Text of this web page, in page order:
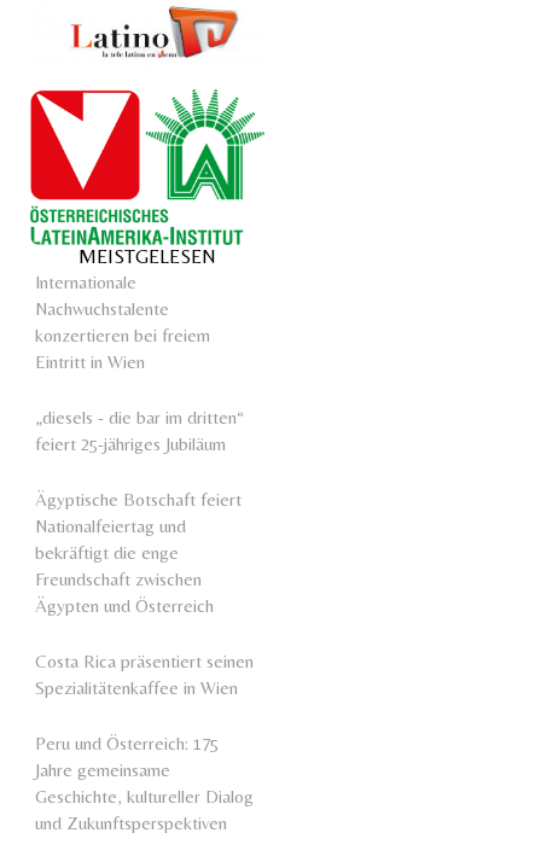
MEISTGELESEN
Internationale
Nachwuchstalente
konzertieren bei freiem
Eintritt in Wien
„diesels - die bar im dritten“
feiert 25-jähriges Jubiläum
Ägyptische Botschaft feiert
Nationalfeiertag und
bekräftigt die enge
Freundschaft zwischen
Ägypten und Österreich
Costa Rica präsentiert seinen
Spezialitätenkaffee in Wien
Peru und Österreich: 175
Jahre gemeinsame
Geschichte, kultureller Dialog
und Zukunftsperspektiven